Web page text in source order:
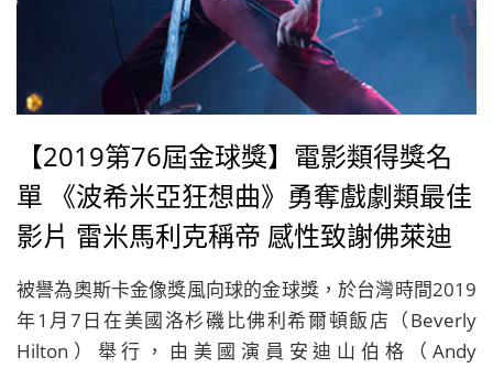
【2019第76屆金球獎】電影類得獎名
單 《波希米亞狂想曲》勇奪戲劇類最佳
影片 雷米馬利克稱帝 感性致謝佛萊迪
墨裘瑞
被譽為奧斯卡金像獎風向球的金球獎，於台灣時間2019
年1月7日在美國洛杉磯比佛利希爾頓飯店（Beverly
Hilton）舉行，由美國演員安迪山伯格（Andy